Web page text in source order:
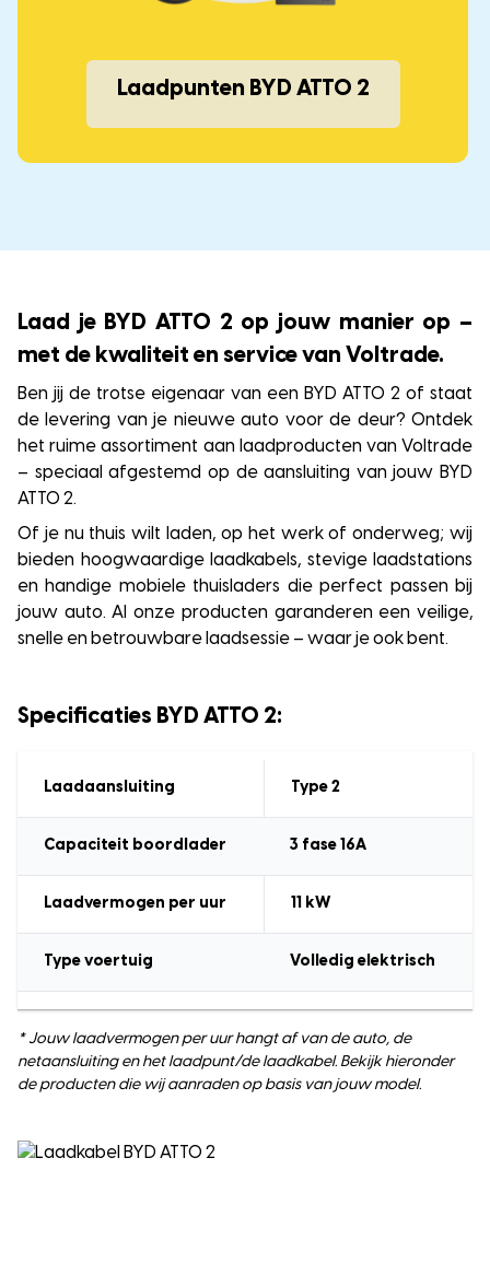
Laadpunten BYD ATTO 2
Laad je BYD ATTO 2 op jouw manier op –
met de kwaliteit en service van Voltrade.
Ben jij de trotse eigenaar van een BYD ATTO 2 of staat
de levering van je nieuwe auto voor de deur? Ontdek
het ruime assortiment aan laadproducten van Voltrade
– speciaal afgestemd op de aansluiting van jouw BYD
ATTO 2.
Of je nu thuis wilt laden, op het werk of onderweg; wij
bieden hoogwaardige laadkabels, stevige laadstations
en handige mobiele thuisladers die perfect passen bij
jouw auto. Al onze producten garanderen een veilige,
snelle en betrouwbare laadsessie – waar je ook bent.
Specificaties BYD ATTO 2:
Laadaansluiting Type 2
Capaciteit boordlader 3 fase 16A
Laadvermogen per uur 11 kW
Type voertuig Volledig elektrisch
* Jouw laadvermogen per uur hangt af van de auto, de
netaansluiting en het laadpunt/de laadkabel. Bekijk hieronder
de producten die wij aanraden op basis van jouw model.